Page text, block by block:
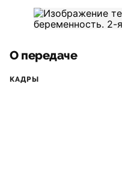
О передаче
КАДРЫ